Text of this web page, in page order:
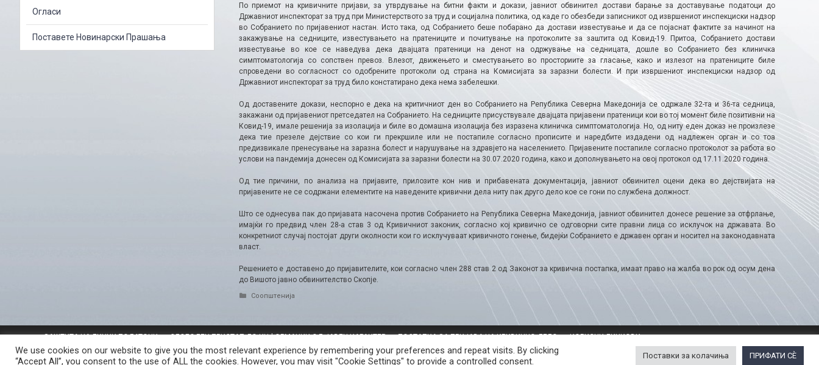
По приемот на кривичните пријави, за утврдување на битни факти и докази, јавниот обвинител достави барање за доставување податоци до
Државниот инспекторат за труд при Министерството за труд и социјална политика, од каде го обезбеди записникот од извршениот инспекциски надзор
во Собранието по пријавениот настан. Исто така, од Собранието беше побарано да достави известување и да се појаснат фактите за начинот на
закажување на седниците, известувањето на пратениците и почитување на протоколите за заштита од Ковид-19. Притоа, Собранието достави
известување во кое се наведува дека двајцата пратеници на денот на одржување на седницата, дошле во Собранието без клиничка
симптоматологија со сопствен превоз. Влезот, движењето и сместувањето во просториите за гласање, како и излезот на пратениците биле
спроведени во согласност со одобрените протоколи од страна на Комисијата за заразни болести. И при извршениот инспекциски надзор од
Државниот инспекторат за труд било констатирано дека нема забелешки.
Од доставените докази, неспорно е дека на критичниот ден во Собранието на Република Северна Македонија се одржале 32-та и 36-та седница,
закажани од пријавениот претседател на Собранието. На седниците присуствувале двајцата пријавени пратеници кои во тој момент биле позитивни на
Ковид-19, имале решенија за изолација и биле во домашна изолација без изразена клиничка симптоматологија. Но, од ниту еден доказ не произлезе
дека тие презеле дејствие со кои ги прекршиле или не постапиле согласно прописите и наредбите издадени од надлежен орган и со тоа
предизвикале пренесување на заразна болест и нарушување на здравјето на населението. Пријавените постапиле согласно протоколот за работа во
услови на пандемија донесен од Комисијата за заразни болести на 30.07.2020 година, како и дополнувањето на овој протокол од 17.11.2020 година.
Од тие причини, по анализа на пријавите, прилозите кон нив и прибавената документација, јавниот обвинител оцени дека во дејствијата на
пријавените не се содржани елементите на наведените кривични дела ниту пак друго дело кое се гони по службена должност.
Што се однесува пак до пријавата насочена против Собранието на Република Северна Македонија, јавниот обвинител донесе решение за отфрлање,
имајќи го предвид член 28-а став 3 од Кривичниот законик, согласно кој кривично се одговорни сите правни лица со исклучок на државата. Во
конкретниот случај постојат други околности кои го исклучуваат кривичното гонење, бидејќи Собранието е државен орган и носител на законодавната
власт.
Решението е доставено до пријавителите, кои согласно член 288 став 2 од Законот за кривична постапка, имаат право на жалба во рок од осум дена
до Вишото јавно обвинителство Скопје.
Categories
Соопштенија
Огласи
Поставете Новинарски Прашања
ЗАШТИТА НА ЛИЧНИ ПОДАТОЦИ СЛОБОДЕН ПРИСТАП ДО ИНФОРМАЦИИ ОД ЈАВЕН КАРАКТЕР ПОСТАПКА ЗА ПРИЈАВА НА КРИВИЧНО ДЕЛО
КОРИСНИ ЛИНКОВИ
ПОЛИТИКА ЗА ПРИВАТНОСТ ВЕБ СТРАНИЦА
ПОЛИТИКА ЗА КОРИСТЕЊЕ КОЛАЧИЊА ВЕБ СТРАНА
We use cookies on our website to give you the most relevant experience by remembering your preferences and repeat visits. By clicking
“Accept All”, you consent to the use of ALL the cookies. However, you may visit "Cookie Settings" to provide a controlled consent.
Поставки за колачиња ПРИФАТИ СÈ